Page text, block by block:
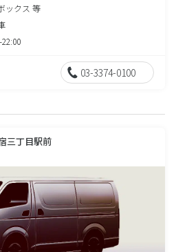
ックス 等
22:00
03-3374-0100
三丁目駅前